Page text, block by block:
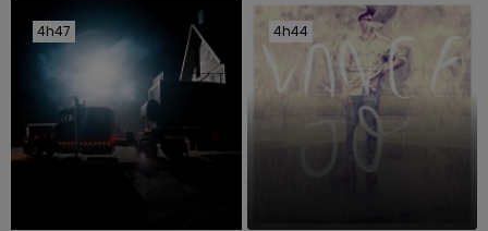
4h47
4h47 4h44
4h44